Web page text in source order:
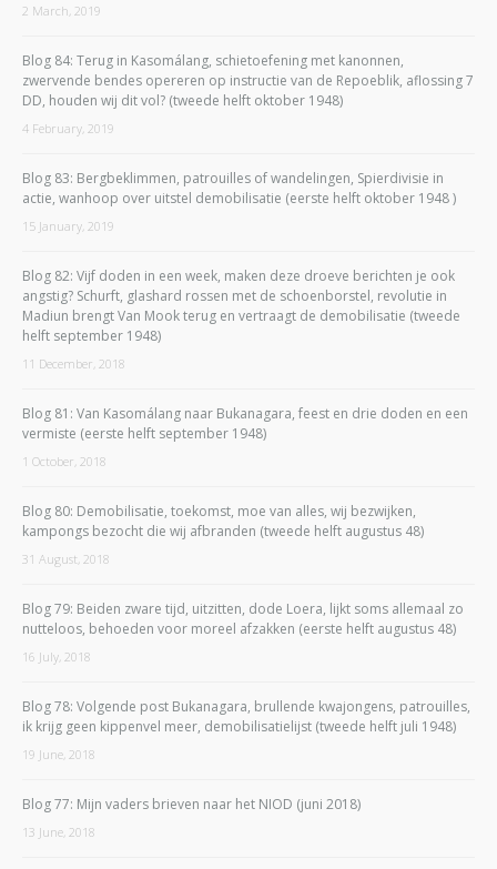
2 March, 2019
Blog 84: Terug in Kasomálang, schietoefening met kanonnen,
zwervende bendes opereren op instructie van de Repoeblik, aflossing 7
DD, houden wij dit vol? (tweede helft oktober 1948)
4 February, 2019
Blog 83: Bergbeklimmen, patrouilles of wandelingen, Spierdivisie in
actie, wanhoop over uitstel demobilisatie (eerste helft oktober 1948 )
15 January, 2019
Blog 82: Vijf doden in een week, maken deze droeve berichten je ook
angstig? Schurft, glashard rossen met de schoenborstel, revolutie in
Madiun brengt Van Mook terug en vertraagt de demobilisatie (tweede
helft september 1948)
11 December, 2018
Blog 81: Van Kasomálang naar Bukanagara, feest en drie doden en een
vermiste (eerste helft september 1948)
1 October, 2018
Blog 80: Demobilisatie, toekomst, moe van alles, wij bezwijken,
kampongs bezocht die wij afbranden (tweede helft augustus 48)
31 August, 2018
Blog 79: Beiden zware tijd, uitzitten, dode Loera, lijkt soms allemaal zo
nutteloos, behoeden voor moreel afzakken (eerste helft augustus 48)
16 July, 2018
Blog 78: Volgende post Bukanagara, brullende kwajongens, patrouilles,
ik krijg geen kippenvel meer, demobilisatielijst (tweede helft juli 1948)
19 June, 2018
Blog 77: Mijn vaders brieven naar het NIOD (juni 2018)
13 June, 2018